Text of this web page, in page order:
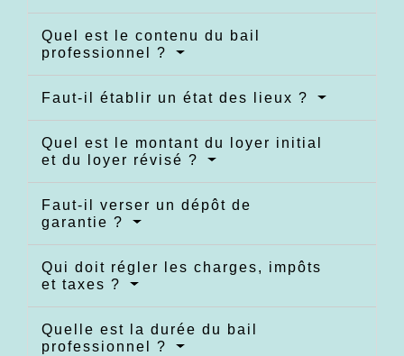
Quel est le contenu du bail
professionnel ?
Faut-il établir un état des lieux ?
Quel est le montant du loyer initial
et du loyer révisé ?
Faut-il verser un dépôt de
garantie ?
Qui doit régler les charges, impôts
et taxes ?
Quelle est la durée du bail
professionnel ?